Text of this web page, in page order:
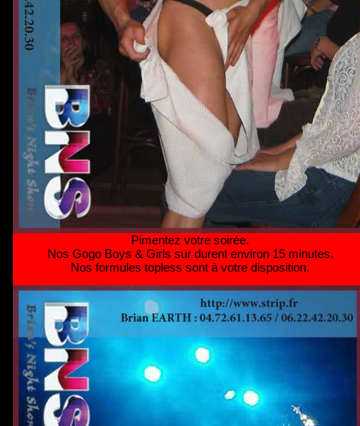
Pimentez votre soirée.
Nos Gogo Boys & Girls sur durent environ 15 minutes.
Nos formules topless sont à votre disposition.